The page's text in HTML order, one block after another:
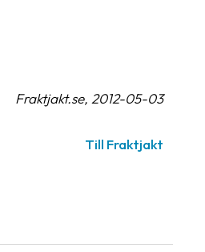
Fraktjakt.se, 2012-05-03
Till Fraktjakt